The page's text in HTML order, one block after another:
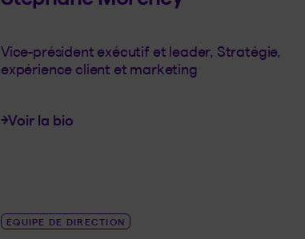
Vice-président exécutif et leader, Stratégie,
expérience client et marketing
Voir la bio
LINK_SR_DE Stéphane Morency
ÉQUIPE DE DIRECTION